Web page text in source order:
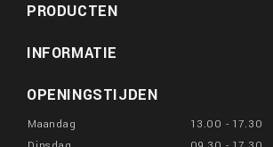
PRODUCTEN
INFORMATIE
OPENINGSTIJDEN
Maandag
13.00 - 17.30